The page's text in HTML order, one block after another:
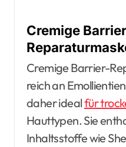
Cremige
Cremige Barrier-
reich an
daher idealfür
Hauttypen. Sie
Inhaltsstoffe wie